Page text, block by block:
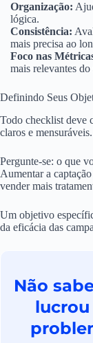
Organização:
lógica.
Consistência:
mais precisa ao
Foco nas
mais relevantes do
Definindo Seus
Todo checklist deve
claros e mensuráveis.
Pergunte-se: o que
Aumentar a
vender mais
Um objetivo
da eficácia das
Não
lucrou